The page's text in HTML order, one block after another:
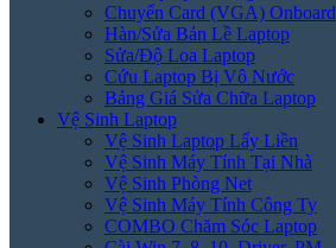
Chuyển Card (VGA) Onboard
Hàn/Sửa Bản Lề Laptop
Sửa/Độ Loa Laptop
Cứu Laptop Bị Vô Nước
Bảng Giá Sửa Chữa Laptop
Vệ Sinh Laptop
Vệ Sinh Laptop Lấy Liền
Vệ Sinh Máy Tính Tại Nhà
Vệ Sinh Phòng Net
Vệ Sinh Máy Tính Công Ty
COMBO Chăm Sóc Laptop